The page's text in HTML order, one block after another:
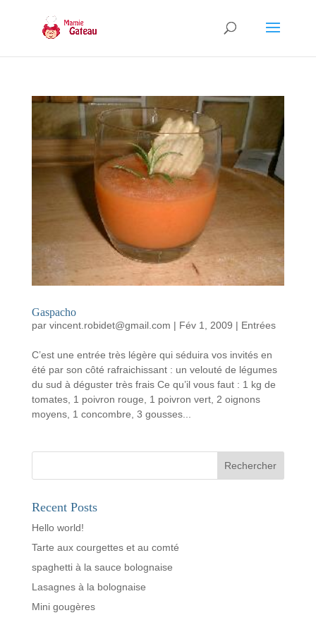
Gaspacho
par vincent.robidet@gmail.com | Fév 1, 2009 | Entrées
C’est une entrée très légère qui séduira vos invités en
été par son côté rafraichissant : un velouté de légumes
du sud à déguster très frais Ce qu’il vous faut : 1 kg de
tomates, 1 poivron rouge, 1 poivron vert, 2 oignons
moyens, 1 concombre, 3 gousses...
Rechercher
Recent Posts
Hello world!
Tarte aux courgettes et au comté
spaghetti à la sauce bolognaise
Lasagnes à la bolognaise
Mini gougères